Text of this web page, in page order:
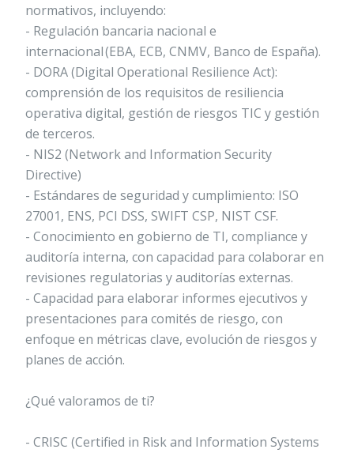
normativos, incluyendo:
- Regulación bancaria nacional e
internacional (EBA, ECB, CNMV, Banco de España).
- DORA (Digital Operational Resilience Act):
comprensión de los requisitos de resiliencia
operativa digital, gestión de riesgos TIC y gestión
de terceros.
- NIS2 (Network and Information Security
Directive)
- Estándares de seguridad y cumplimiento: ISO
27001, ENS, PCI DSS, SWIFT CSP, NIST CSF.
- Conocimiento en gobierno de TI, compliance y
auditoría interna, con capacidad para colaborar en
revisiones regulatorias y auditorías externas.
- Capacidad para elaborar informes ejecutivos y
presentaciones para comités de riesgo, con
enfoque en métricas clave, evolución de riesgos y
planes de acción.
¿Qué valoramos de ti?
- CRISC (Certified in Risk and Information Systems